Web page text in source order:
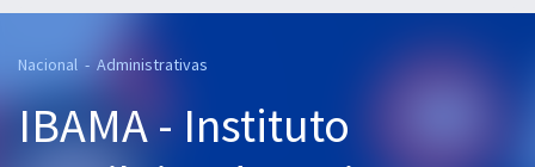
Cursos 20% OFF
Nacional - Administrativas
IBAMA - Instituto